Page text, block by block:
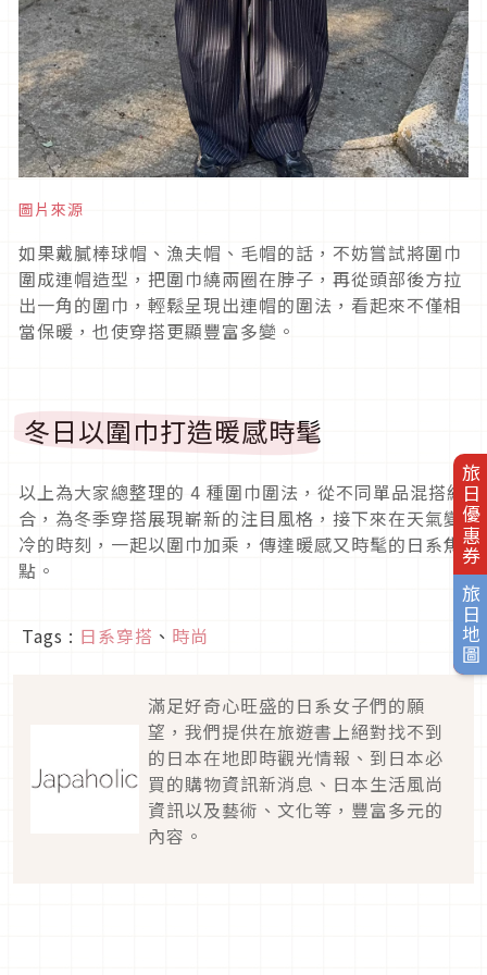
旅日優惠券
旅日地圖
圖片來源
如果戴膩棒球帽、漁夫帽、毛帽的話，不妨嘗試將圍巾
圍成連帽造型，把圍巾繞兩圈在脖子，再從頭部後方拉
出一角的圍巾，輕鬆呈現出連帽的圍法，看起來不僅相
當保暖，也使穿搭更顯豐富多變。
冬日以圍巾打造暖感時髦
以上為大家總整理的 4 種圍巾圍法，從不同單品混搭組
合，為冬季穿搭展現嶄新的注目風格，接下來在天氣變
冷的時刻，一起以圍巾加乘，傳達暖感又時髦的日系焦
點。
Tags : 日系穿搭 、 時尚
滿足好奇心旺盛的日系女子們的願
望，我們提供在旅遊書上絕對找不到
的日本在地即時觀光情報、到日本必
買的購物資訊新消息、日本生活風尚
資訊以及藝術、文化等，豐富多元的
內容。